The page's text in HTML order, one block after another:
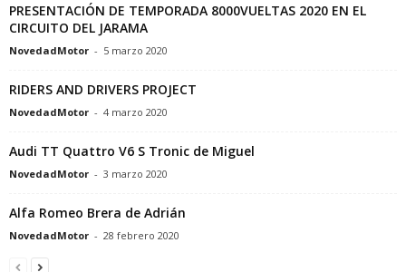
PRESENTACIÓN DE TEMPORADA 8000VUELTAS 2020 EN EL
CIRCUITO DEL JARAMA
NovedadMotor - 5 marzo 2020
RIDERS AND DRIVERS PROJECT
NovedadMotor - 4 marzo 2020
Audi TT Quattro V6 S Tronic de Miguel
NovedadMotor - 3 marzo 2020
Alfa Romeo Brera de Adrián
NovedadMotor - 28 febrero 2020